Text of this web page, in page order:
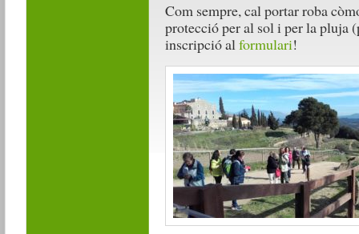
Com sempre, cal portar roba
protecció per al sol i per la pluja
inscripció alformulari!